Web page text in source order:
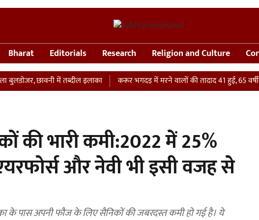
Bharat Editorials Research Religion and Culture
छावनी में तब्दील इलाका करूर भगदड़ में मरने वालों की तादाद 41 हुई, 65 वर्षीय
की भारी कमी:2022 में 25%
और नेवी भी इसी वजह से
के पास अपनी फौज के लिए सैनिकों की जबरदस्त कमी हो गई है। ये